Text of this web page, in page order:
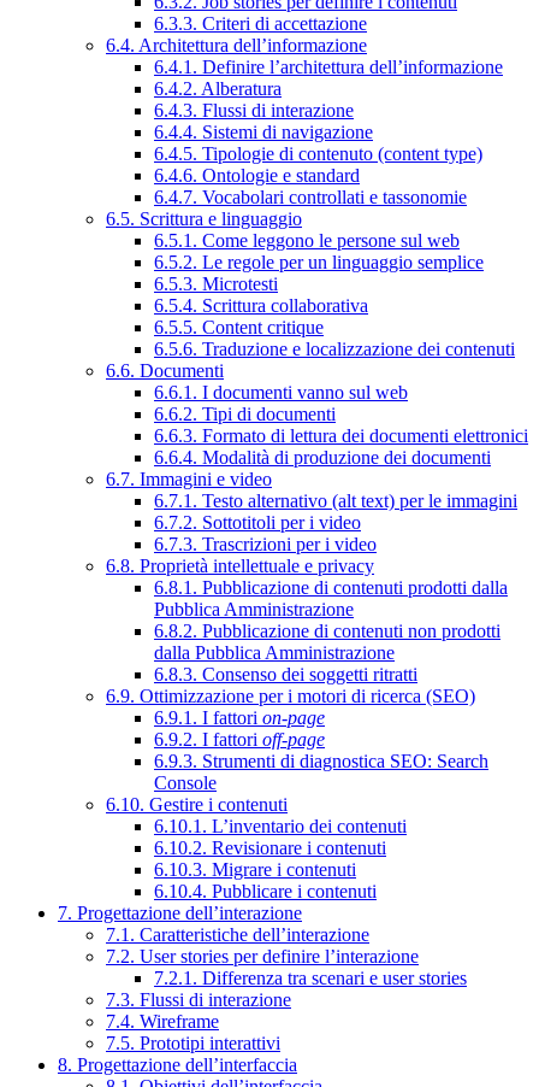
6.3.3. Criteri di accettazione
6.4. Architettura dell’informazione
6.4.1. Definire l’architettura dell’informazione
6.4.2. Alberatura
6.4.3. Flussi di interazione
6.4.4. Sistemi di navigazione
6.4.5. Tipologie di contenuto (content type)
6.4.6. Ontologie e standard
6.4.7. Vocabolari controllati e tassonomie
6.5. Scrittura e linguaggio
6.5.1. Come leggono le persone sul web
6.5.2. Le regole per un linguaggio semplice
6.5.3. Microtesti
6.5.4. Scrittura collaborativa
6.5.5. Content critique
6.5.6. Traduzione e localizzazione dei contenuti
6.6. Documenti
6.6.1. I documenti vanno sul web
6.6.2. Tipi di documenti
6.6.3. Formato di lettura dei documenti elettronici
6.6.4. Modalità di produzione dei documenti
6.7. Immagini e video
6.7.1. Testo alternativo (alt text) per le immagini
6.7.2. Sottotitoli per i video
6.7.3. Trascrizioni per i video
6.8. Proprietà intellettuale e privacy
6.8.1. Pubblicazione di contenuti prodotti dalla
Pubblica Amministrazione
6.8.2. Pubblicazione di contenuti non prodotti
dalla Pubblica Amministrazione
6.8.3. Consenso dei soggetti ritratti
6.9. Ottimizzazione per i motori di ricerca (SEO)
6.9.1. I fattori on-page
6.9.2. I fattori off-page
6.9.3. Strumenti di diagnostica SEO: Search
Console
6.10. Gestire i contenuti
6.10.1. L’inventario dei contenuti
6.10.2. Revisionare i contenuti
6.10.3. Migrare i contenuti
6.10.4. Pubblicare i contenuti
7. Progettazione dell’interazione
7.1. Caratteristiche dell’interazione
7.2. User stories per definire l’interazione
7.2.1. Differenza tra scenari e user stories
7.3. Flussi di interazione
7.4. Wireframe
7.5. Prototipi interattivi
8. Progettazione dell’interfaccia